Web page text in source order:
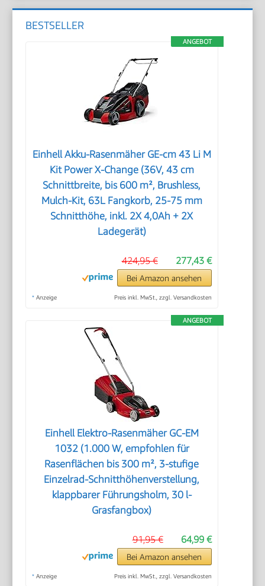
BESTSELLER
ANGEBOT
Einhell Akku-Rasenmäher GE-cm 43 Li M
Kit Power X-Change (36V, 43 cm
Schnittbreite, bis 600 m², Brushless,
Mulch-Kit, 63L Fangkorb, 25-75 mm
Schnitthöhe, inkl. 2X 4,0Ah + 2X
Ladegerät)
277,43 €
424,95 €
Bei Amazon ansehen
* Anzeige Preis inkl. MwSt., zzgl. Versandkosten
ANGEBOT
Einhell Elektro-Rasenmäher GC-EM
1032 (1.000 W, empfohlen für
Rasenflächen bis 300 m², 3-stufige
Einzelrad-Schnitthöhenverstellung,
klappbarer Führungsholm, 30 l-
Grasfangbox)
64,99 €
91,95 €
Bei Amazon ansehen
* Anzeige Preis inkl. MwSt., zzgl. Versandkosten